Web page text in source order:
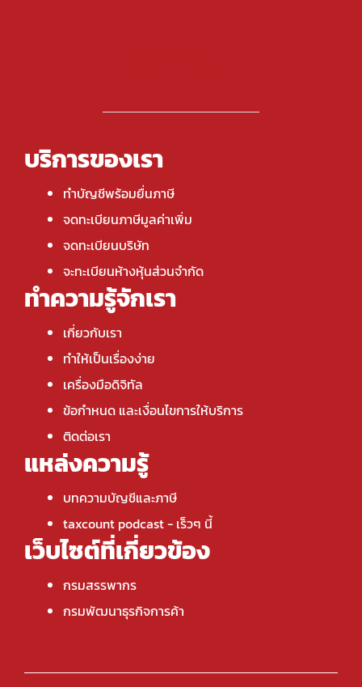
บริการของเรา
ทำบัญชีพร้อมยื่นภาษี
จดทะเบียนภาษีมูลค่าเพิ่ม
จดทะเบียนบริษัท
จะทะเบียนห้างหุ้นส่วนจำกัด
ทำความรู้จักเรา
เกี่ยวกับเรา
ทำให้เป็นเรื่องง่าย
เครื่องมือดิจิทัล
ข้อกำหนด และเงื่อนไขการให้บริการ
ติดต่อเรา
แหล่งความรู้
บทความบัญชีและภาษี
taxcount podcast- เร็วๆ นี้
เว็บไซต์ที่เกี่ยวข้อง
กรมสรรพากร
กรมพัฒนาธุรกิจการค้า